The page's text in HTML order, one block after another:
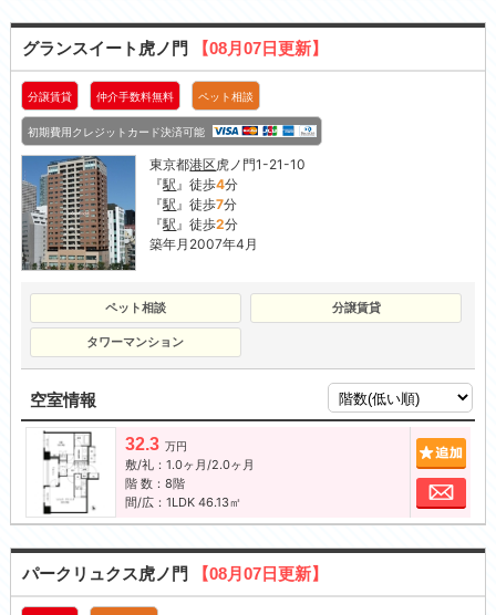
グランスイート虎ノ門 【08月07日更新】
分譲賃貸 仲介手数料無料 ペット相談
初期費用クレジットカード決済可能
東京都港区虎ノ門1-21-10
『駅』徒歩4分
『駅』徒歩7分
『駅』徒歩2分
築年月2007年4月
ペット相談 分譲賃貸
タワーマンション
空室情報
32.3 万円
敷/礼：1.0ヶ月/2.0ヶ月
階 数：8階
間/広：1LDK 46.13㎡
お
パークリュクス虎ノ門 【08月07日更新】